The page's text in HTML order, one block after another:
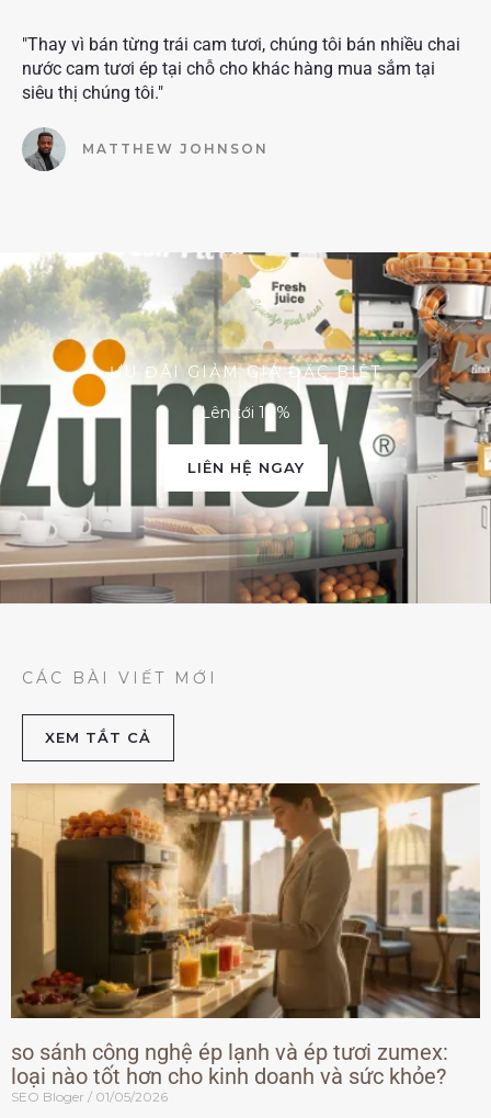
"Thay vì bán từng trái cam tươi, chúng tôi bán nhiều chai
nước cam tươi ép tại chỗ cho khác hàng mua sắm tại
siêu thị chúng tôi."
MATTHEW JOHNSON
ƯU ĐÃI GIẢM GIÁ ĐẶC BIỆT
Lên tới 10%
LIÊN HỆ NGAY
CÁC BÀI VIẾT MỚI
XEM TẮT CẢ
so sánh công nghệ ép lạnh và ép tươi zumex:
loại nào tốt hơn cho kinh doanh và sức khỏe?
SEO Bloger 01/05/2026